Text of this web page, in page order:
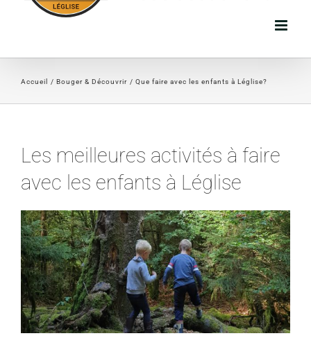
Accueil Bouger & Découvrir Que faire avec les enfants à Léglise?
Les meilleures activités à faire
avec les enfants à Léglise